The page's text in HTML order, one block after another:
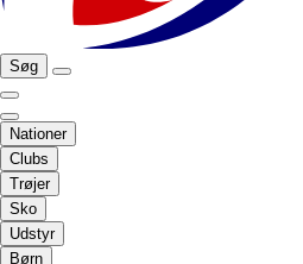
Søg
Nationer
Clubs
Trøjer
Sko
Udstyr
Børn